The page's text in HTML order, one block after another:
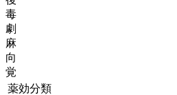
毒
劇
麻
向
覚
薬効分類